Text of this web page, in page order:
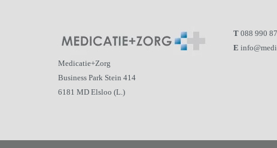
Medicatie+Zorg
Business Park Stein 414
6181 MD Elsloo (L.)
T 088 990
E